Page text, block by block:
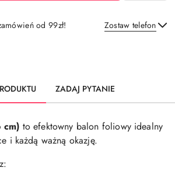
od 99zł! Zostaw telefon
ZADAJ PYTANIE
cm) to efektowny balon foliowy idealny
i każdą ważną okazję.